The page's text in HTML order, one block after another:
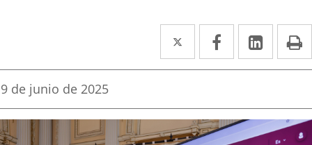
Twitter
Enlace
a
aplicación
externa.
Facebook
Enlace
a
aplicación
externa.
Enlace
a
Fecha
la
noticia
9 de junio de 2025